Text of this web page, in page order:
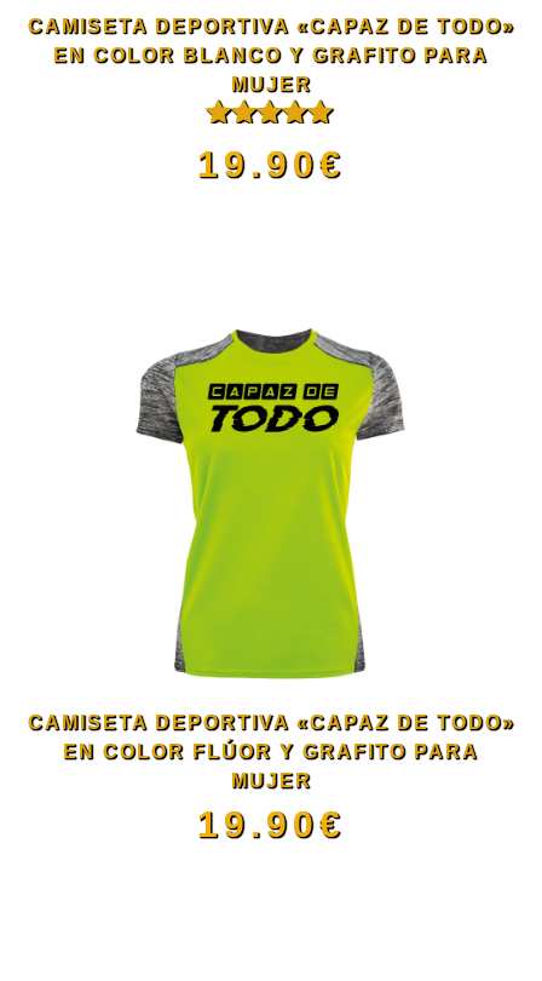
pueden
elegir
página
de
producto
CAMISETA DEPORTIVA «CAPAZ DE TODO»
EN COLOR BLANCO Y GRAFITO PARA
MUJER
Valorado
con5.00de
19.90€
tiene
múltiples
variantes.
opciones
se
pueden
elegir
CAMISETA DEPORTIVA «CAPAZ DE TODO»
EN COLOR FLÚOR Y GRAFITO PARA
MUJER
19.90€